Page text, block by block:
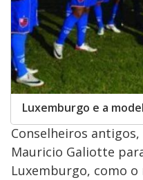
Luxemburgo e a
Conselheiros
Mauricio Galiotte
Luxemburgo, como